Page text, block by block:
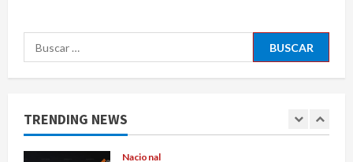
Buscar:
TRENDING NEWS
1
Deportes Internacional Portada
Fallece Jorge Messi, padre de
Nacional